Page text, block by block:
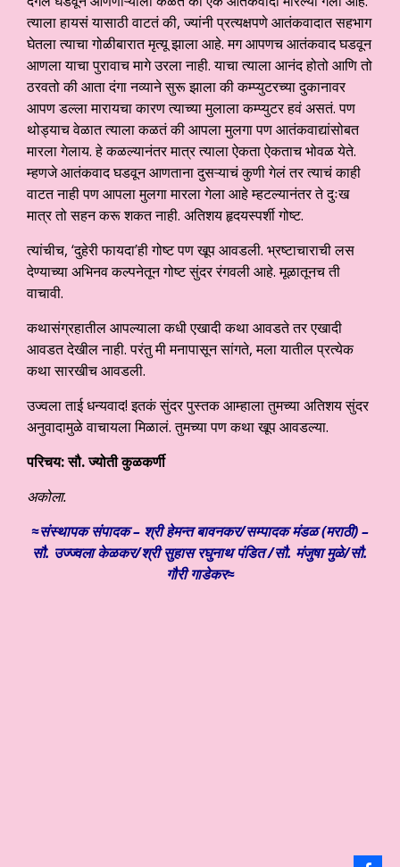
त्याला हायसं यासाठी वाटतं की, ज्यांनी प्रत्यक्षपणे आतंकवादात सहभाग
घेतला त्याचा गोळीबारात मृत्यू झाला आहे. मग आपणच आतंकवाद घडवून
आणला याचा पुरावाच मागे उरला नाही. याचा त्याला आनंद होतो आणि तो
ठरवतो की आता दंगा नव्याने सुरू झाला की कम्प्युटरच्या दुकानावर
आपण डल्ला मारायचा कारण त्याच्या मुलाला कम्प्युटर हवं असतं. पण
थोड्याच वेळात त्याला कळतं की आपला मुलगा पण आतंकवाद्यांसोबत
मारला गेलाय. हे कळल्यानंतर मात्र त्याला ऐकता ऐकताच भोवळ येते.
म्हणजे आतंकवाद घडवून आणताना दुसऱ्याचं कुणी गेलं तर त्याचं काही
वाटत नाही पण आपला मुलगा मारला गेला आहे म्हटल्यानंतर ते दुःख
मात्र तो सहन करू शकत नाही. अतिशय हृदयस्पर्शी गोष्ट.
त्यांचीच, ‘दुहेरी फायदा’ही गोष्ट पण खूप आवडली. भ्रष्टाचाराची लस
देण्याच्या अभिनव कल्पनेतून गोष्ट सुंदर रंगवली आहे. मूळातूनच ती
वाचावी.
कथासंग्रहातील आपल्याला कधी एखादी कथा आवडते तर एखादी
आवडत देखील नाही. परंतु मी मनापासून सांगते, मला यातील प्रत्येक
कथा सारखीच आवडली.
उज्वला ताई धन्यवाद! इतकं सुंदर पुस्तक आम्हाला तुमच्या अतिशय सुंदर
अनुवादामुळे वाचायला मिळालं. तुमच्या पण कथा खूप आवडल्या.
परिचय: सौ. ज्योती कुळकर्णी
अकोला.
≈संस्थापक संपादक – श्री हेमन्त बावनकर/सम्पादक मंडळ (मराठी) –
सौ. उज्ज्वला केळकर/श्री सुहास रघुनाथ पंडित /सौ. मंजुषा मुळे/सौ.
गौरी गाडेकर≈